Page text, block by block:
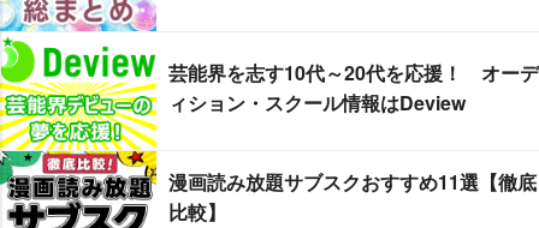
芸能界を志す10代～20代を応援！ オーデ
ィション・スクール情報はDeview
漫画読み放題サブスクおすすめ11選【徹底
比較】